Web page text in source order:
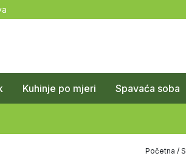
Kuhinje po mjeri Spavaća soba
Početna /